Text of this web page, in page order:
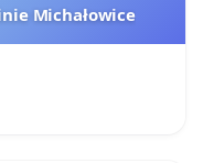
Michałowice